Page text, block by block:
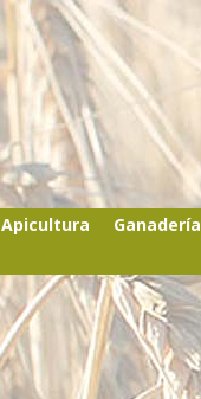
Apicultura Ganadería